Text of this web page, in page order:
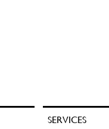
SERVICES